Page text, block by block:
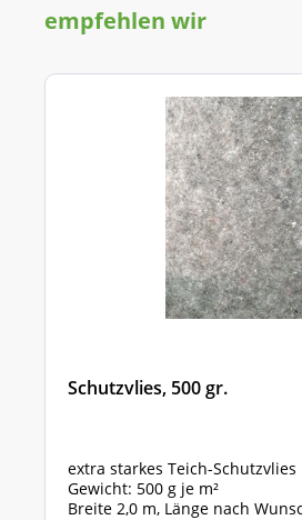
empfehlen wir
Schutzvlies, 500 gr.
extra starkes Teich-Schutzvlies
Gewicht: 500 g je m²
Breite 2,0 m, Länge nach